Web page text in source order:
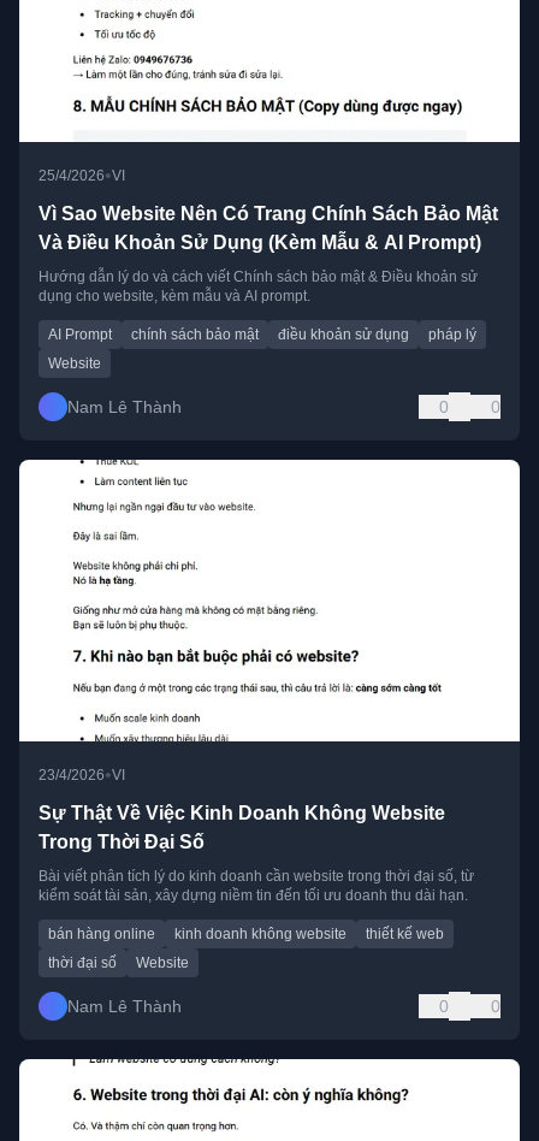
25/4/2026•VI
Vì Sao Website Nên Có Trang Chính Sách Bảo Mật
Và Điều Khoản Sử Dụng (Kèm Mẫu & AI Prompt)
Hướng dẫn lý do và cách viết Chính sách bảo mật & Điều khoản sử
dụng cho website, kèm mẫu và AI prompt.
AI Prompt chính sách bảo mật điều khoản sử dụng
pháp lý
Website
Nam Lê Thành 0 0
23/4/2026•VI
Sự Thật Về Việc Kinh Doanh Không Website
Trong Thời Đại Số
Bài viết phân tích lý do kinh doanh cần website trong thời đại số, từ
kiểm soát tài sản, xây dựng niềm tin đến tối ưu doanh thu dài hạn.
bán hàng online kinh doanh không website
thiết kế web
thời đại số
Website
Nam Lê Thành 0 0